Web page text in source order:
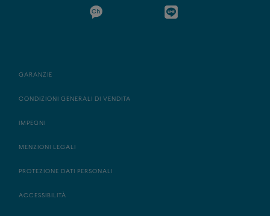
GARANZIE
CONDIZIONI GENERALI DI VENDITA
IMPEGNI
MENZIONI LEGALI
PROTEZIONE DATI PERSONALI
ACCESSIBILITÀ